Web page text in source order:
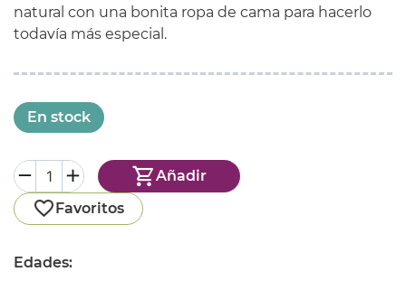
natural con una bonita ropa de cama para hacerlo
todavía más especial.
En stock
Añadir
Favoritos
Edades: